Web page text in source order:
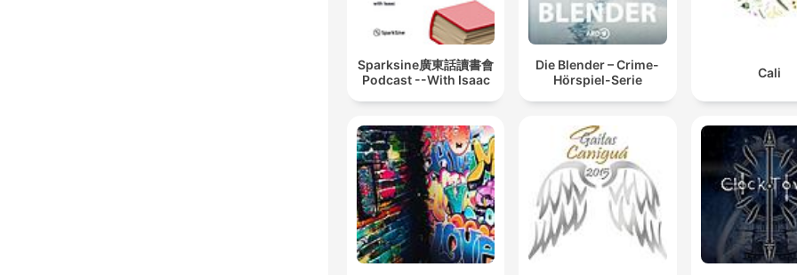
Sparksine廣東話讀書會
Podcast --With Isaac
Die Blender – Crime-
Hörspiel-Serie
Cali